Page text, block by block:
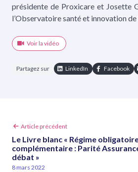
présidente de Proxicare et Josette
l’Observatoire santé et innovation de
Voir la vidéo
Partagez sur LinkedIn Facebook
Article
:
Article précédent
Le Livre blanc « Régime
complémentaire : Parité
débat »
8 mars 2022